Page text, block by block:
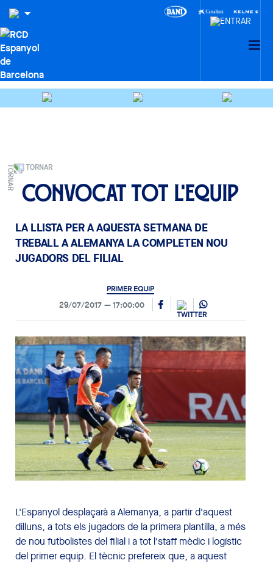
TORNAR
Convocat tot l'equip
LA LLISTA PER A AQUESTA SETMANA DE
TREBALL A ALEMANYA LA COMPLETEN NOU
JUGADORS DEL FILIAL
PRIMER EQUIP
29/07/2017 17:00:00
L'Espanyol desplaçarà a Alemanya, a partir d'aquest
dilluns, a tots els jugadors de la primera plantilla, a més
de nou futbolistes del filial i a tot l'staff mèdic i logístic
del primer equip. El tècnic prefereix que, a aquest